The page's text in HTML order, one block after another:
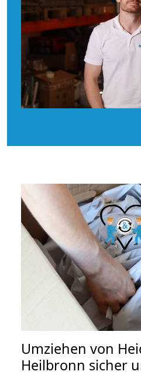
Umziehen von
Heilbronn sicher